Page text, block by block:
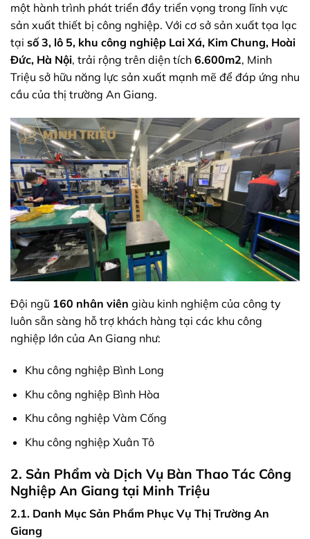
một hành trình phát triển đầy triển vọng trong lĩnh vực
sản xuất thiết bị công nghiệp. Với cơ sở sản xuất tọa lạc
tại số 3, lô 5, khu công nghiệp Lai Xá, Kim Chung, Hoài
Đức, Hà Nội, trải rộng trên diện tích 6.600m2, Minh
Triệu sở hữu năng lực sản xuất mạnh mẽ để đáp ứng nhu
cầu của thị trường An Giang.
Đội ngũ 160 nhân viên giàu kinh nghiệm của công ty
luôn sẵn sàng hỗ trợ khách hàng tại các khu công
nghiệp lớn của An Giang như:
Khu công nghiệp Bình Long
Khu công nghiệp Bình Hòa
Khu công nghiệp Vàm Cống
Khu công nghiệp Xuân Tô
2. Sản Phẩm và Dịch Vụ Bàn Thao Tác Công
Nghiệp An Giang tại Minh Triệu
2.1. Danh Mục Sản Phẩm Phục Vụ Thị Trường An
Giang